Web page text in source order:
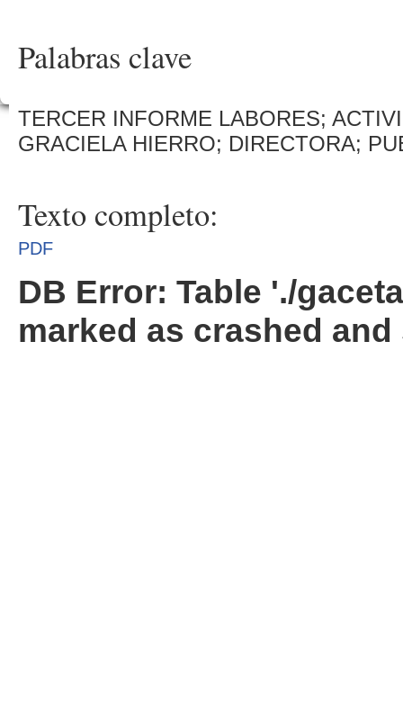
Palabras clave
TERCER INFORME LABORES;
GRACIELA HIERRO; DIRECTORA;
Texto completo:
PDF
DB Error: Table './
marked as crashed